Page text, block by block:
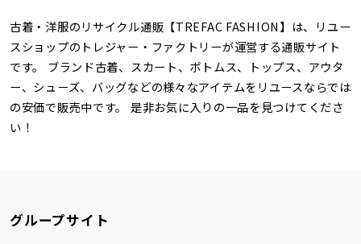
古着・洋服のリサイクル通販【TREFAC FASHION】は、リユー
スショップのトレジャー・ファクトリーが運営する通販サイト
です。 ブランド古着、スカート、ボトムス、トップス、アウタ
ー、シューズ、バッグなどの様々なアイテムをリユースならでは
の安価で販売中です。 是非お気に入りの一品を見つけてくださ
い！
グループサイト